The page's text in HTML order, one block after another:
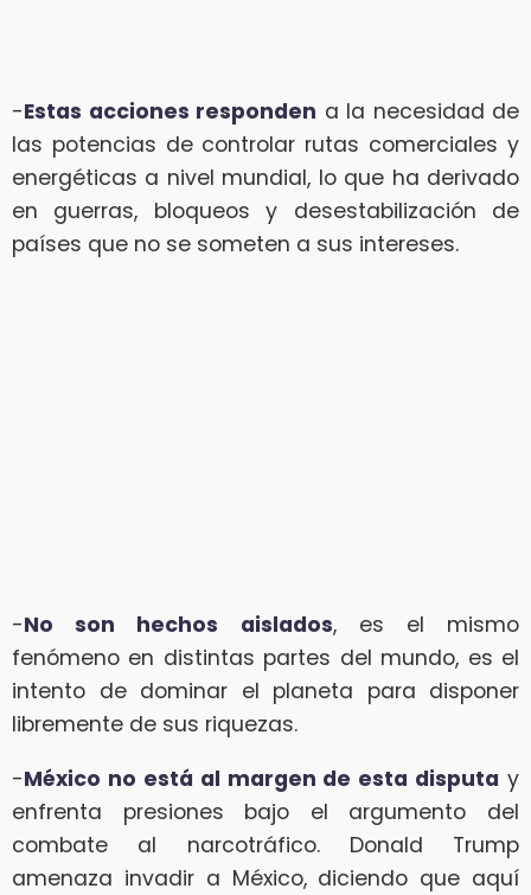
-Estas acciones responden a la necesidad de
las potencias de controlar rutas comerciales y
energéticas a nivel mundial, lo que ha derivado
en guerras, bloqueos y desestabilización de
países que no se someten a sus intereses.
-No son hechos aislados, es el mismo
fenómeno en distintas partes del mundo, es el
intento de dominar el planeta para disponer
libremente de sus riquezas.
-México no está al margen de esta disputa y
enfrenta presiones bajo el argumento del
combate al narcotráfico. Donald Trump
amenaza invadir a México, diciendo que aquí